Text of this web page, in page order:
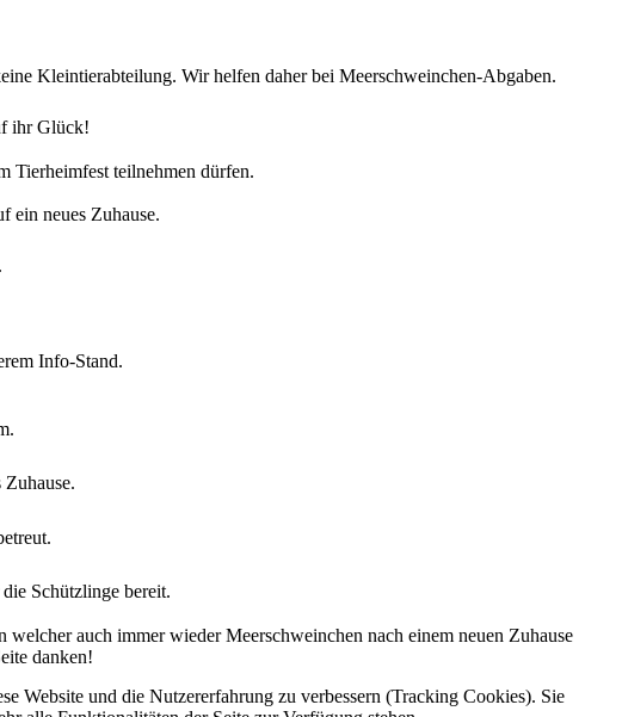
Kleintierabteilung. Wir helfen daher bei Meerschweinchen-Abgaben.
ihr Glück!
Tierheimfest teilnehmen dürfen.
ein neues Zuhause.
Info-Stand.
Schützlinge bereit.
auch immer wieder Meerschweinchen nach einem neuen Zuhause
danken!
Website und die Nutzererfahrung zu verbessern (Tracking Cookies). Sie